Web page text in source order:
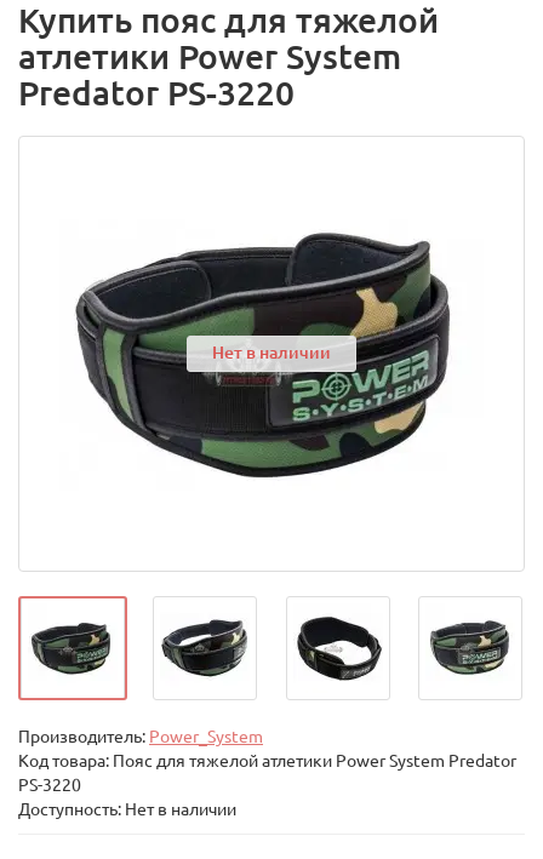
Купить пояс для тяжелой
атлетики Power System
Predator PS-3220
Нет в наличии
Производитель: Power_System
Код товара: Пояс для тяжелой атлетики Power System Predator
PS-3220
Доступность: Нет в наличии